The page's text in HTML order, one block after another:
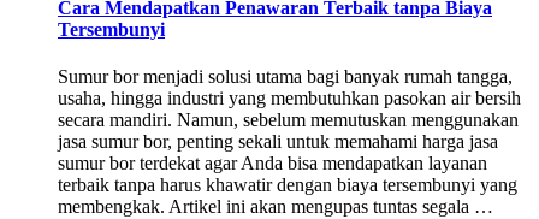
Cara Mendapatkan Penawaran Terbaik tanpa Biaya
Tersembunyi
Sumur bor menjadi solusi utama bagi banyak rumah tangga,
usaha, hingga industri yang membutuhkan pasokan air bersih
secara mandiri. Namun, sebelum memutuskan menggunakan
jasa sumur bor, penting sekali untuk memahami harga jasa
sumur bor terdekat agar Anda bisa mendapatkan layanan
terbaik tanpa harus khawatir dengan biaya tersembunyi yang
membengkak. Artikel ini akan mengupas tuntas segala …